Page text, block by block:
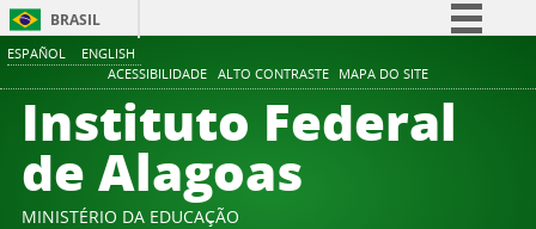
ESPAÑOL ENGLISH
ACESSIBILIDADE ALTO CONTRASTE MAPA DO SITE
BRASIL
Comunica BR
Participe
Instituto Federal
de Alagoas
MINISTÉRIO DA EDUCAÇÃO